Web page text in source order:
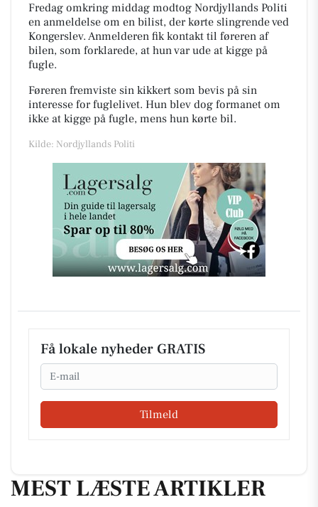
Fredag omkring middag modtog Nordjyllands Politi
en anmeldelse om en bilist, der kørte slingrende ved
Kongerslev. Anmelderen fik kontakt til føreren af
bilen, som forklarede, at hun var ude at kigge på
fugle.
Føreren fremviste sin kikkert som bevis på sin
interesse for fuglelivet. Hun blev dog formanet om
ikke at kigge på fugle, mens hun kørte bil.
Kilde: Nordjyllands Politi
Få lokale nyheder GRATIS
Email
Tilmeld
MEST LÆSTE ARTIKLER